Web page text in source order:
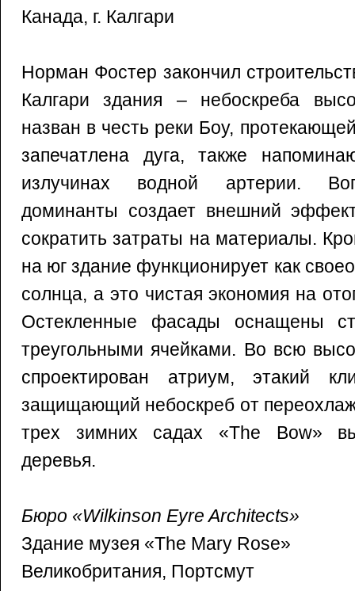
Канада, г. Калгари
Норман Фостер закончил
Калгари здания – небоскреба
назван в честь реки Боу,
запечатлена дуга, также
излучинах водной артерии.
доминанты создает внешний
сократить затраты на материалы.
на юг здание функционирует как
солнца, а это чистая экономия на
Остекленные фасады оснащены
треугольными ячейками. Во всю
спроектирован атриум, этакий
защищающий небоскреб от
трех зимних садах «The Bow»
деревья.
Бюро «Wilkinson Eyre Architects»
Здание музея «The Mary Rose»
Великобритания, Портсмут